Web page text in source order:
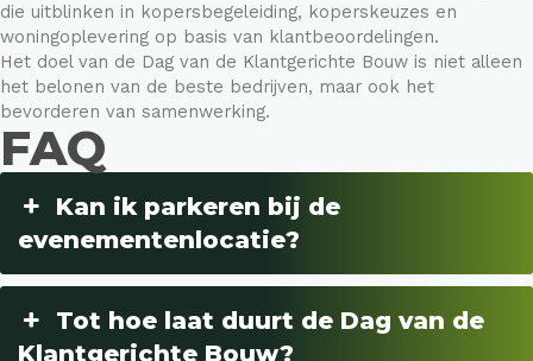
die uitblinken in kopersbegeleiding, koperskeuzes en
woningoplevering op basis van klantbeoordelingen.
Het doel van de Dag van de Klantgerichte Bouw is niet alleen
het belonen van de beste bedrijven, maar ook het
bevorderen van samenwerking.
FAQ
Kan ik parkeren bij de
evenementenlocatie?
Tot hoe laat duurt de Dag van de
Klantgerichte Bouw?